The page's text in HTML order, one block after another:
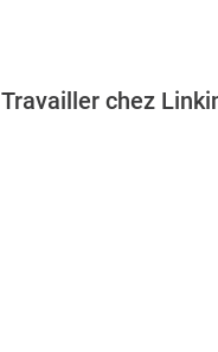
Travailler chez